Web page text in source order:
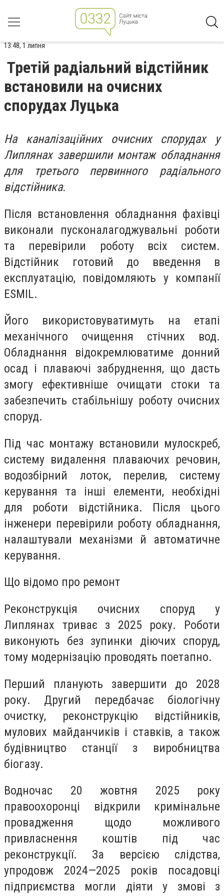
13:48, 1 липня
Третій радіальний відстійник
встановили на очисних
спорудах Луцька
На каналізаційних очисних спорудах у
Липлянах завершили монтаж обладнання
для третього первинного радіального
відстійника.
Після встановлення обладнання фахівці
виконали пусконалагоджувальні роботи
та перевірили роботу всіх систем.
Відстійник готовий до введення в
експлуатацію, повідомляють у компанії
ESMIL.
Його використовуватимуть на етапі
механічного очищення стічних вод.
Обладнання відокремлюватиме донний
осад і плаваючі забруднення, що дасть
змогу ефективніше очищати стоки та
забезпечить стабільнішу роботу очисних
споруд.
Під час монтажу встановили мулоскреб,
систему видалення плаваючих речовин,
водозбірний лоток, перелив, систему
керування та інші елементи, необхідні
для роботи відстійника. Після цього
інженери перевірили роботу обладнання,
налаштували механізми й автоматичне
керування.
Що відомо про ремонт
Реконструкція очисних споруд у
Липлянах триває з 2025 року. Роботи
виконують без зупинки діючих споруд,
тому модернізацію проводять поетапно.
Перший планують завершити до 2028
року. Другий передбачає біологічну
очистку, реконструкцію відстійників,
мулових майданчиків і ставків, а також
будівництво станції з виробництва
біогазу.
Водночас 20 жовтня 2025 року
правоохоронці відкрили кримінальне
провадження щодо можливого
привласнення коштів під час
реконструкції. За версією слідства,
упродовж 2024—2025 років посадовці
підприємства могли діяти у змові з